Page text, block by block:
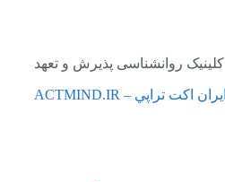
کلینیک روانشناسی پذیرش و تعهد
ايران اكت تراپي – ACTMIND.IR